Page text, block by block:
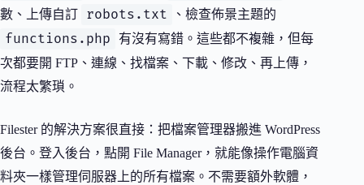
數、上傳自訂
robots.txt 、檢查佈景主題的
functions.php
有沒有寫錯。這些都不複雜，但每
次都要開 FTP、連線、找檔案、下載、修改、再上傳，
流程太繁瑣。
Filester 的解決方案很直接：把檔案管理器搬進 WordPress
後台。登入後台，點開 File Manager，就能像操作電腦資
料夾一樣管理伺服器上的所有檔案。不需要額外軟體，